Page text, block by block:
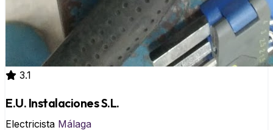
3.1
E.U. Instalaciones S.L.
Electricista Málaga